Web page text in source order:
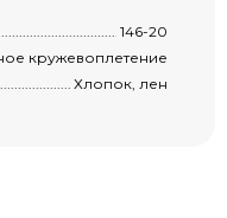
146-20
кружевоплетение
Хлопок, лен